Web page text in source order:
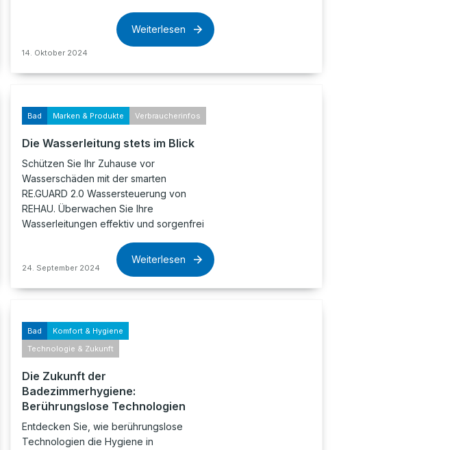
14. Oktober 2024
Weiterlesen
Bad Marken & Produkte Verbraucherinfos
Die Wasserleitung stets im Blick
Schützen Sie Ihr Zuhause vor
Wasserschäden mit der smarten
RE.GUARD 2.0 Wassersteuerung von
REHAU. Überwachen Sie Ihre
Wasserleitungen effektiv und sorgenfrei
24. September 2024
Weiterlesen
Bad
Komfort & Hygiene
Technologie & Zukunft
Die Zukunft der
Badezimmerhygiene:
Berührungslose Technologien
Entdecken Sie, wie berührungslose
Technologien die Hygiene in